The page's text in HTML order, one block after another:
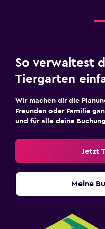
So verwaltest
Tiergarten
Wir machen dir die
Freunden oder Familie
und für alle deine
Jetzt
Meine